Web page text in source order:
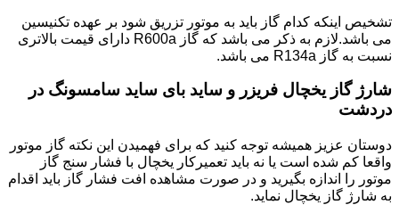
تشخیص اینکه کدام گاز باید به موتور تزریق شود بر عهده تکنیسین
می باشد.لازم به ذکر می باشد که گاز R600a دارای قیمت بالاتری
نسبت به گاز R134a می باشد.
شارژ گاز یخچال فریزر و ساید بای ساید سامسونگ در
دردشت
دوستان عزیز همیشه توجه کنید که برای فهمیدن این نکته گاز موتور
واقعا کم شده است یا نه باید تعمیرکار یخچال با فشار سنج گاز
موتور را اندازه بگیرید و در صورت مشاهده افت فشار گاز باید اقدام
به شارژ گاز یخچال نماید.